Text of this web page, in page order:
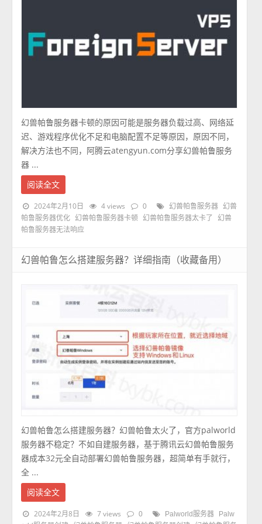
幻兽帕鲁服务器卡顿的原因可能是服务器负载过高、网络延
迟、游戏程序优化不足和电脑配置不足等原因，原因不同，
解决方法也不同，阿腾云atengyun.com分享幻兽帕鲁服务
器 ...
阅读全文
2024年2月10日 4 views 0 幻兽帕鲁服务器
幻兽
帕鲁服务器优化 幻兽帕鲁服务器卡顿 幻兽帕鲁服务器太卡了
幻兽
帕鲁服务器无法响应
幻兽帕鲁怎么搭建服务器？详细指南（收藏备用）
幻兽帕鲁怎么搭建服务器？幻兽帕鲁太火了，官方palworld
服务器不稳定？不如自建服务器，基于腾讯云幻兽帕鲁服务
器成本32元全自动部署幻兽帕鲁服务器，超简单有手就行，
全 ...
阅读全文
2024年2月8日 7 views 0 Palworld服务器
Palw